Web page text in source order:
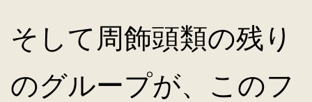
そして周飾頭類の残り
のグループが、このフ